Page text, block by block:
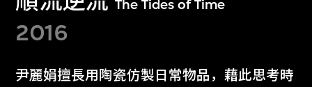
The Tides of Time
2016
尹麗娟擅長用陶瓷仿製日常物品，藉此思考時